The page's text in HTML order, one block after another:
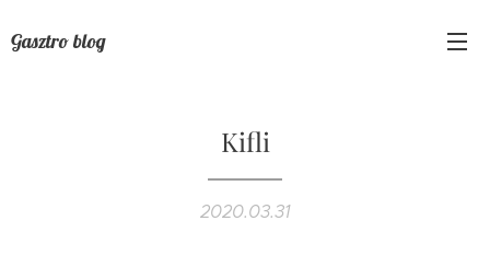
Gasztro blog
Kifli
2020.03.31